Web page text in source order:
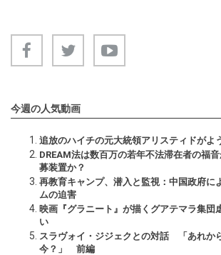
今週の人気動画
追放のハイチの元大統領アリスティドがよ
DREAM法は数百万の若年不法滞在者の福
募装置か？
再教育キャンプ、潜入と監視：中国政府に
ムの迫害
映画『グラニート』が描くグアテマラ集団
い
スラヴォイ・ジジェクとの対話 「あれか
今？」 前編